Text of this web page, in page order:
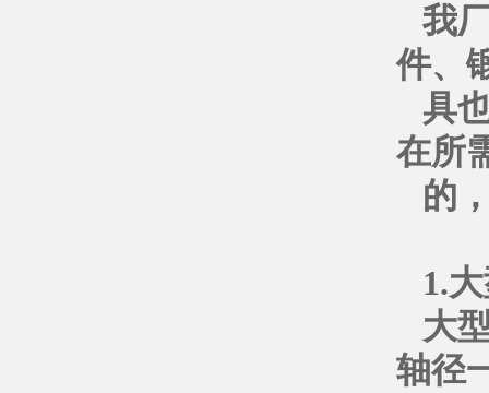
我
件、
具
在所
的
1.
大
轴径